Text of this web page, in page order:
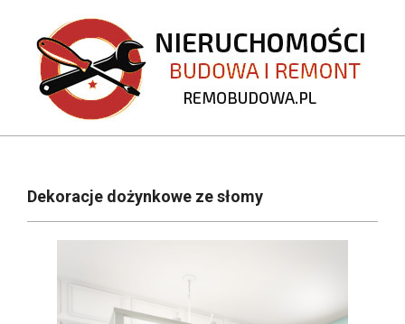
content
REMOBUDOWA.PL
NavigationDekoracje dożynkowe ze słomy